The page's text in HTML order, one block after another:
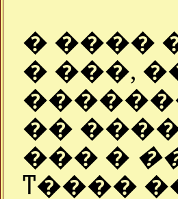
� ����
� ���,
��
��� �
ͳ����